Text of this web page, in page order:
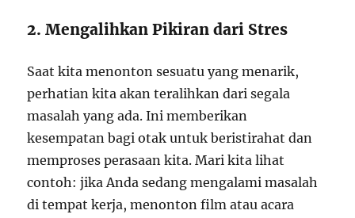
2. Mengalihkan Pikiran dari Stres
Saat kita menonton sesuatu yang menarik,
perhatian kita akan teralihkan dari segala
masalah yang ada. Ini memberikan
kesempatan bagi otak untuk beristirahat dan
memproses perasaan kita. Mari kita lihat
contoh: jika Anda sedang mengalami masalah
di tempat kerja, menonton film atau acara